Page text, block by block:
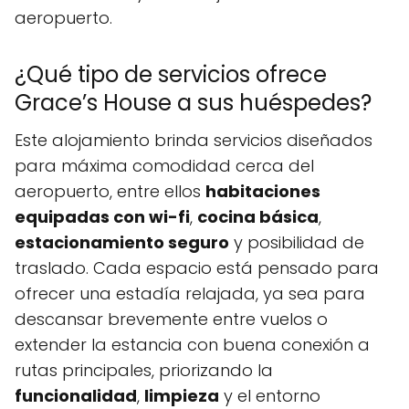
aeropuerto.
¿Qué tipo de servicios ofrece
Grace’s House a sus huéspedes?
Este alojamiento brinda servicios diseñados
para máxima comodidad cerca del
aeropuerto, entre ellos habitaciones
equipadas con wi-fi, cocina básica,
estacionamiento seguro y posibilidad de
traslado. Cada espacio está pensado para
ofrecer una estadía relajada, ya sea para
descansar brevemente entre vuelos o
extender la estancia con buena conexión a
rutas principales, priorizando la
funcionalidad, limpieza y el entorno